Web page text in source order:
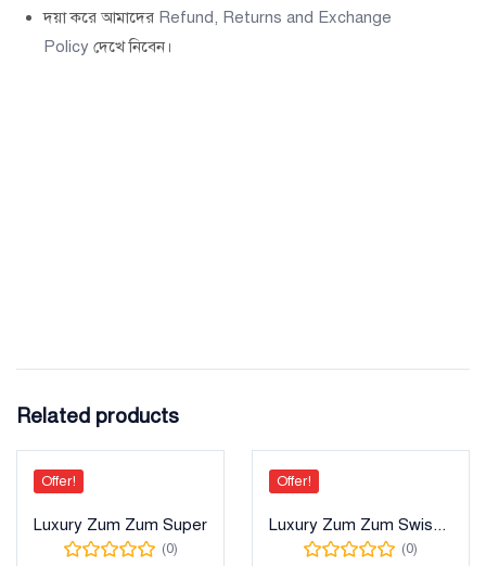
দয়া করে আমাদের Refund, Returns and Exchange
Policy দেখে নিবেন।
Related products
Offer!
Luxury Zum Zum Super
(0)
Offer!
Luxury Zum Zum Swiss Cotton
(0)